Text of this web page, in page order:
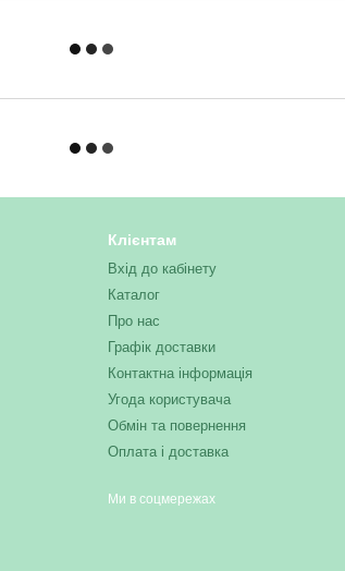
Клієнтам
Вхід до кабінету
Каталог
Про нас
Графік доставки
Контактна інформація
Угода користувача
Обмін та повернення
Оплата і доставка
Ми в соцмережах